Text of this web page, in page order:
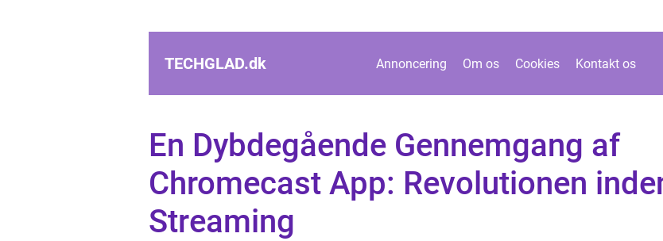
TECHGLAD.dk Annoncering Om os Cookies Kontakt os
En Dybdegående Gennemgang af
Chromecast App: Revolutionen
Streaming